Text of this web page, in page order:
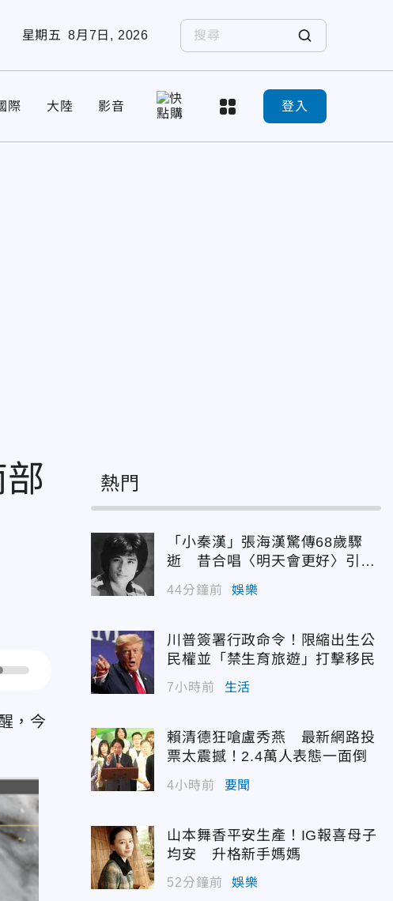
星期五 8月7日, 2026
際 大陸 影音 登入
，今
熱門
「小秦漢」張海漢驚傳68歲驟
逝 昔合唱〈明天會更好〉引追
44分鐘前 娛樂
川普簽署行政命令！限縮出生公
民權並「禁生育旅遊」打擊移民
7小時前 生活
賴清德狂嗆盧秀燕 最新網路投
票太震撼！2.4萬人表態一面倒
4小時前 要聞
山本舞香平安生產！IG報喜母子
均安 升格新手媽媽
52分鐘前 娛樂